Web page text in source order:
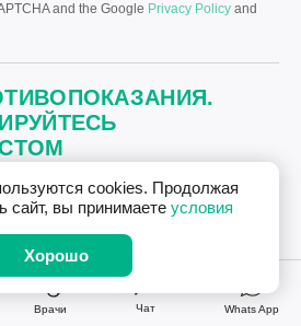
and the Google Privacy Policy and
центров «Бест Клиник»
обработки персональных
Текарт
Врачи Чат Whats App
cookies. Продолжая
сайт, вы принимаете условия
Хорошо